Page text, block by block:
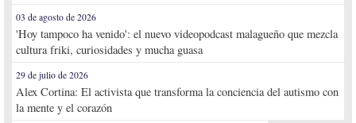
03 de agosto de 2026
'Hoy tampoco ha venido': el nuevo videopodcast malagueño que mezcla
cultura friki, curiosidades y mucha guasa
29 de julio de 2026
Alex Cortina: El activista que transforma la conciencia del autismo con
la mente y el corazón